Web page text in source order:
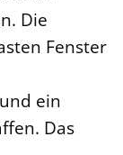
Die
Fenster
ein
Das